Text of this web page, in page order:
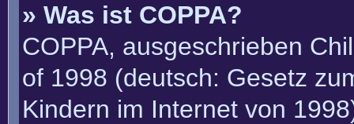
» Was ist COPPA?
COPPA, ausgeschrieben
of 1998 (deutsch: Gesetz
Kindern im Internet von